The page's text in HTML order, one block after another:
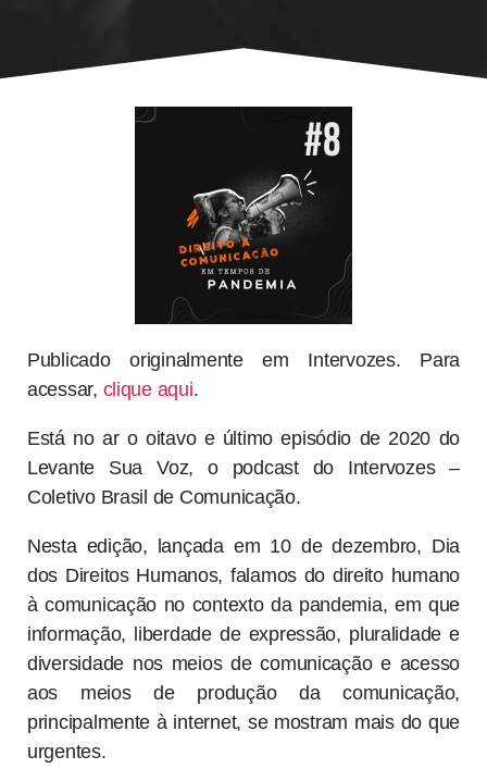
Publicado originalmente em Intervozes. Para
acessar, clique aqui.
Está no ar o oitavo e último episódio de 2020 do
Levante Sua Voz, o podcast do Intervozes –
Coletivo Brasil de Comunicação.
Nesta edição, lançada em 10 de dezembro, Dia
dos Direitos Humanos, falamos do direito humano
à comunicação no contexto da pandemia, em que
informação, liberdade de expressão, pluralidade e
diversidade nos meios de comunicação e acesso
aos meios de produção da comunicação,
principalmente à internet, se mostram mais do que
urgentes.